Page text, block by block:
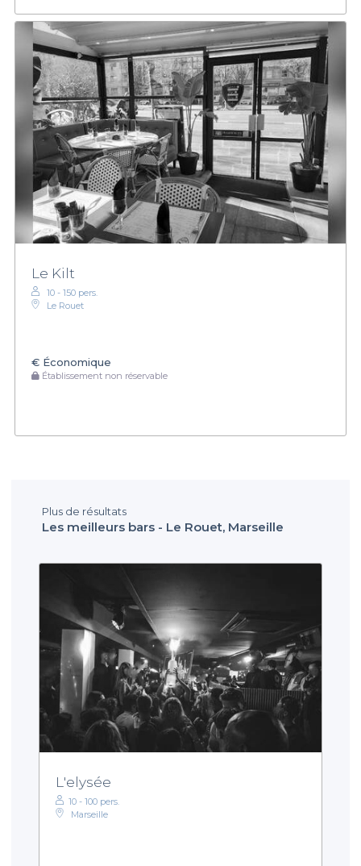
Le Kilt
10 - 150 pers.
Le Rouet
€ Économique
Établissement non réservable
Plus de résultats
Les meilleurs bars - Le Rouet, Marseille
L'elysée
10 - 100 pers.
Marseille